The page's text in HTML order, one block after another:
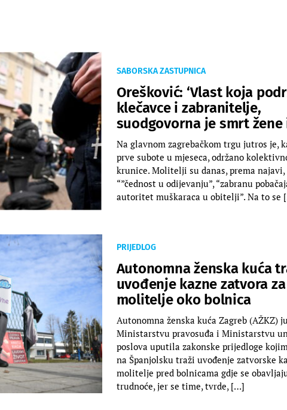
SABORSKA ZASTUPNICA
Orešković: ‘Vlast koja
klečavce i zabranitelje,
suodgovorna je smrt žene
Na glavnom zagrebačkom trgu jutros je,
prve subote u mjeseca, održano
krunice. Molitelji su danas, prema
“”čednost u odijevanju”, “zabranu
autoritet muškaraca u obitelji”. Na to se
PRIJEDLOG
Autonomna ženska kuća
uvođenje kazne zatvora za
molitelje oko bolnica
Autonomna ženska kuća Zagreb (AŽKZ)
Ministarstvu pravosuđa i Ministarstvu
poslova uputila zakonske prijedloge
na Španjolsku traži uvođenje zatvorske
molitelje pred bolnicama gdje se
trudnoće, jer se time, tvrde, […]